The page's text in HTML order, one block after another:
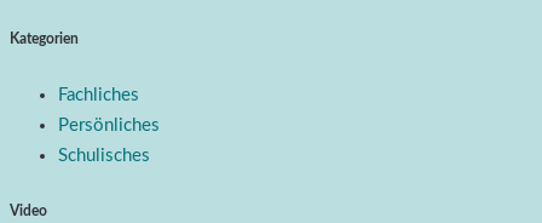
Kategorien
Fachliches
Persönliches
Schulisches
Video